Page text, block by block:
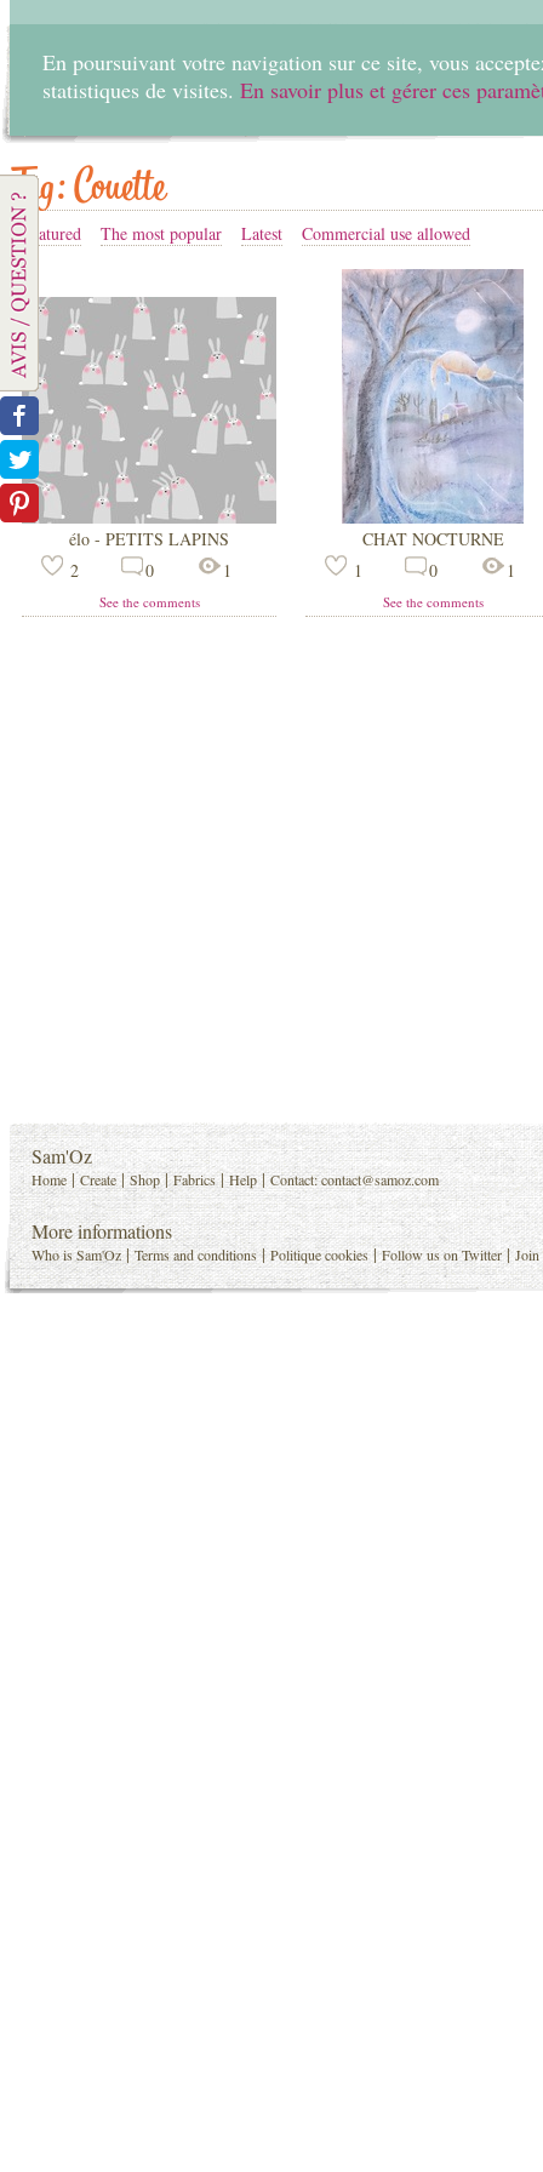
En poursuivant votre navigation sur ce site, vous
statistiques de visites. En savoir plus et gérer ces
Tag: Couette
Featured The most popular Latest Commercial use allowed
élo - PETITS LAPINS
2
0 1
See the comments
CHAT NOCTURNE
1
0 1
See the comments
Sam'Oz
Home |Create |Shop |Fabrics |Help |Contact:contact@samoz.com
More informations
Who is Sam'Oz |Terms and conditions |Politique cookies |Follow us on Twitter |Join